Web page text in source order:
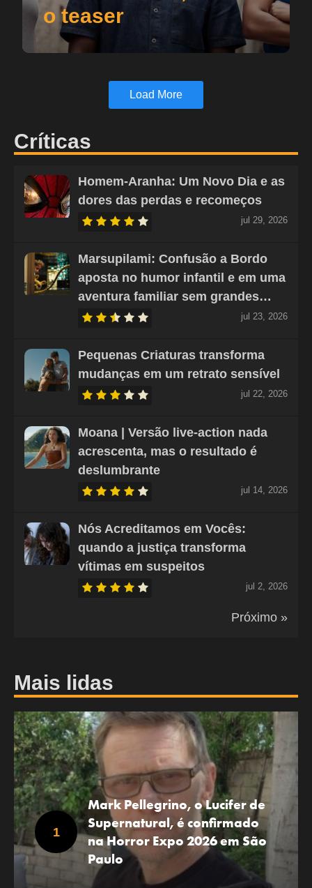
o teaser
Load More
Críticas
Homem-Aranha: Um Novo Dia e as
dores das perdas e recomeços
jul 29, 2026
Marsupilami: Confusão a Bordo
aposta no humor infantil e em uma
aventura familiar sem grandes…
jul 23, 2026
Pequenas Criaturas transforma
mudanças em um retrato sensível
jul 22, 2026
Moana | Versão live-action nada
acrescenta, mas o resultado é
deslumbrante
jul 14, 2026
Nós Acreditamos em Vocês:
quando a justiça transforma
vítimas em suspeitos
jul 2, 2026
Próximo »
Mais lidas
Mark Pellegrino, o Lucifer de
Supernatural, é confirmado
na Horror Expo 2026 em São
Paulo